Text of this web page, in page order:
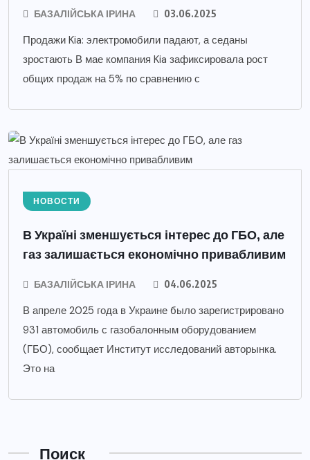
БАЗАЛІЙСЬКА ІРИНА 03.06.2025
Продажи Kia: электромобили падают, а седаны
зростають В мае компания Kia зафиксировала рост
общих продаж на 5% по сравнению с
НОВОСТИ
В Україні зменшується інтерес до ГБО, але
газ залишається економічно привабливим
БАЗАЛІЙСЬКА ІРИНА 04.06.2025
В апреле 2025 года в Украине было зарегистрировано
931 автомобиль с газобалонным оборудованием
(ГБО), сообщает Институт исследований авторынка.
Это на
Поиск